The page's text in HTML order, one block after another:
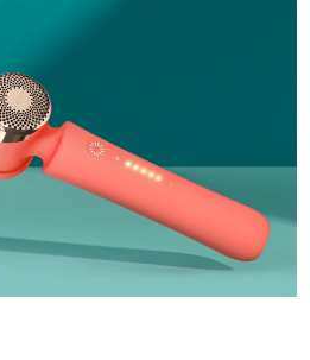
Ожидаемая дата доставки
Ожидаемая дата доставки
8/14/26